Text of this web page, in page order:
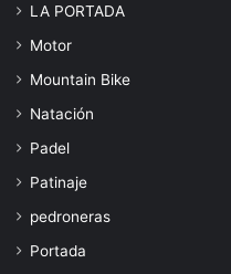
LA PORTADA
Motor
Mountain Bike
Natación
Padel
Patinaje
pedroneras
Portada